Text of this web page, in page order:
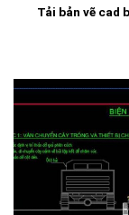
Tải bản vẽ cad